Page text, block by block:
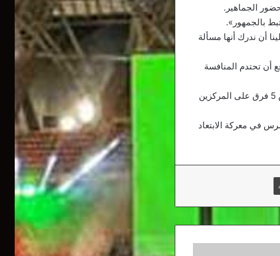
الجماهير.
بالجمهور».
أن ندرك أنها مسألة
أن تحتدم المنافسة
كما تحتدم المنافسة بصورة أكبر على بقية المراكز المؤهلة لدوري أبطال أوروبا، إذ تتنافس 5 فرق على المركزين
في معركة الابتعاد